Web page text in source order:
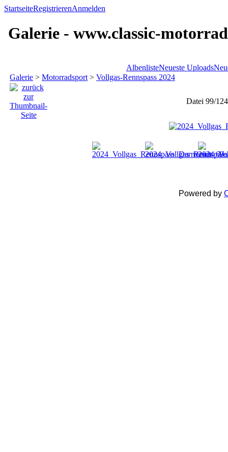
StartseiteRegistrierenAnmelden
Galerie - www.classic-
AlbenlisteNeueste Uploads
Galerie > Motorradsport > Vollgas-Rennspass 2024
Datei 99/124
Powered by